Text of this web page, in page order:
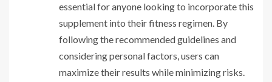
essential for anyone looking to incorporate this
supplement into their fitness regimen. By
following the recommended guidelines and
considering personal factors, users can
maximize their results while minimizing risks.